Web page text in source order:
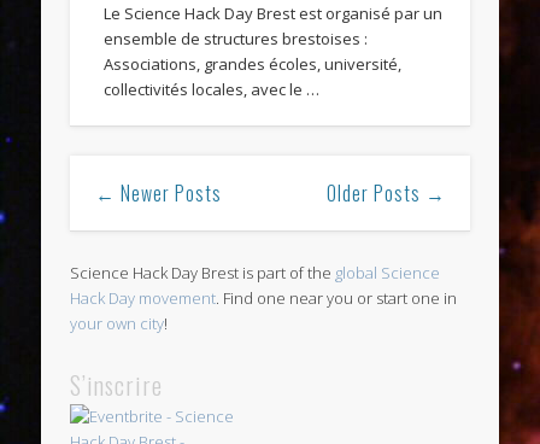
Le Science Hack Day Brest est organisé par un
ensemble de structures brestoises :
Associations, grandes écoles, université,
collectivités locales, avec le …
← Newer Posts Older Posts →
Science Hack Day Brest is part of the global Science
Hack Day movement. Find one near you or start one in
your own city!
S’inscrire